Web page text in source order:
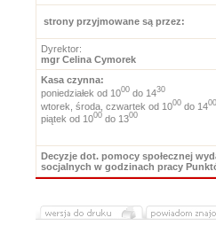
strony przyjmowane są przez:
Dyrektor:
mgr Celina Cymorek
Kasa czynna:
poniedziałek od 1000 do 1430
wtorek, środa, czwartek od 1000 do 1400
piątek od 1000 do 1300
Decyzje dot. pomocy społecznej
socjalnych w godzinach pracy